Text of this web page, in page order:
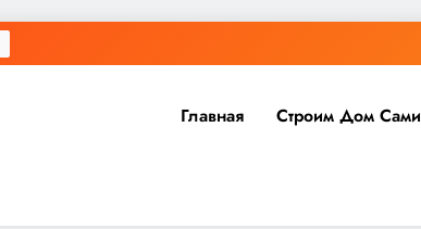
Главная Строим Дом Сами